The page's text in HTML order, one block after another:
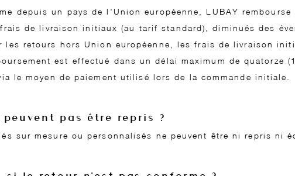
depuis un pays de l'Union européenne, LUBAY
de livraison initiaux (au tarif standard), diminués des
les retours hors Union européenne, les frais de livraison
est effectué dans un délai maximum de quatorze
le moyen de paiement utilisé lors de la commande initiale.
pas être repris ?
sur mesure ou personnalisés ne peuvent être ni repris ni